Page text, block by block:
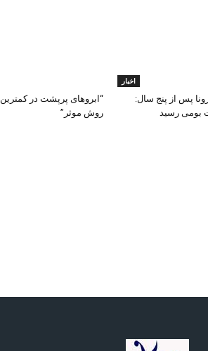
اخبار
پس از پنج سال:
بومی رسید
روش موثر”